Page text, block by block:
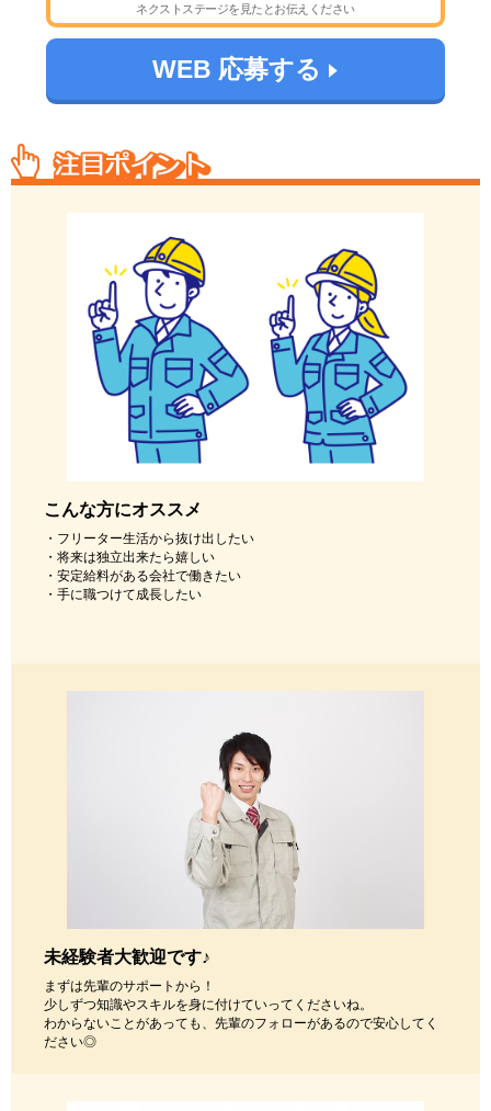
ネクストステージを見たとお伝えください
WEB 応募する
こんな方にオススメ
・フリーター生活から抜け出したい
・将来は独立出来たら嬉しい
・安定給料がある会社で働きたい
・手に職つけて成長したい
未経験者大歓迎です♪
まずは先輩のサポートから！
少しずつ知識やスキルを身に付けていってくださいね。
わからないことがあっても、先輩のフォローがあるので安心してく
ださい◎